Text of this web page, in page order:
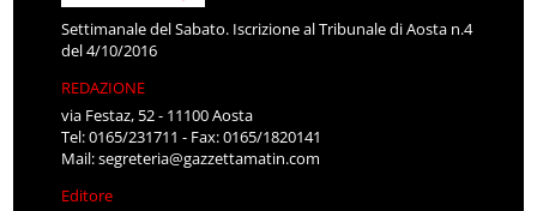
Settimanale del Sabato. Iscrizione al Tribunale di Aosta n.4
del 4/10/2016
REDAZIONE
via Festaz, 52 - 11100 Aosta
Tel: 0165/231711 - Fax: 0165/1820141
Mail:segreteria@gazzettamatin.com
Editore